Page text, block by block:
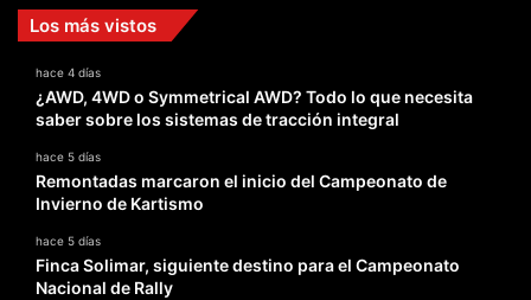
Los más vistos
hace 4 días
¿AWD, 4WD o Symmetrical AWD? Todo lo que necesita
saber sobre los sistemas de tracción integral
hace 5 días
Remontadas marcaron el inicio del Campeonato de
Invierno de Kartismo
hace 5 días
Finca Solimar, siguiente destino para el Campeonato
Nacional de Rally